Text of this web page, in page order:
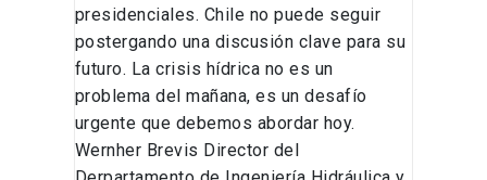
presidenciales. Chile no puede seguir
postergando una discusión clave para su
futuro. La crisis hídrica no es un
problema del mañana, es un desafío
urgente que debemos abordar hoy.
Wernher Brevis Director del